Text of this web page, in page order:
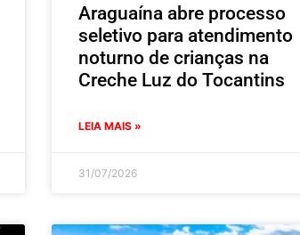
Araguaína abre processo
seletivo para atendimento
noturno de crianças na
Creche Luz do Tocantins
LEIA MAIS »
31/07/2026